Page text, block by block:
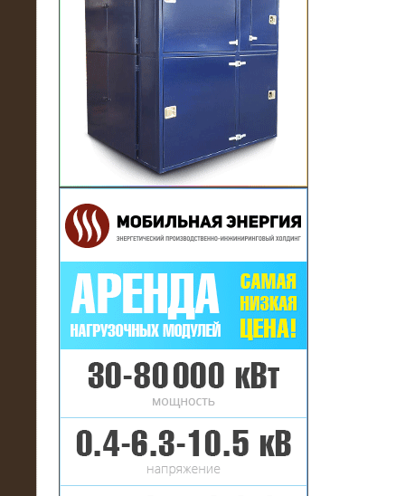
21.03.2017
Комплектная трансформаторная
подстанция 6 МВА (морское
исполнение, IP56)
16.01.2017
Аренда нагрузочного комплекса 22
МВт (10 кВ) на газовое
месторождение